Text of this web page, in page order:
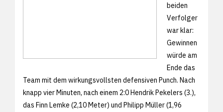
beiden
Verfolger
war klar:
Gewinnen
würde am
Ende das
Team mit dem wirkungsvollsten defensiven Punch. Nach
knapp vier Minuten, nach einem 2:0 Hendrik Pekelers (3.),
das Finn Lemke (2,10 Meter) und Philipp Müller (1,96